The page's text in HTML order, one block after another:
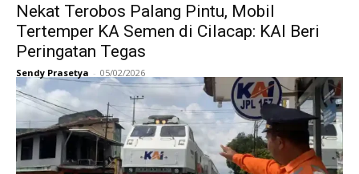
Nekat Terobos Palang Pintu, Mobil
Tertemper KA Semen di Cilacap: KAI Beri
Peringatan Tegas
Sendy Prasetya - 05/02/2026